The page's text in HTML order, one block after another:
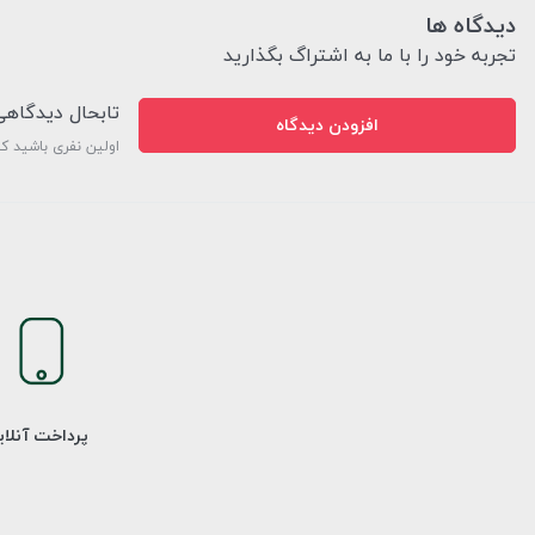
دیدگاه ها
تجربه خود را با ما به اشتراگ بگذارید
افزودن دیدگاه تابحال
اولین نفری
پرداخت